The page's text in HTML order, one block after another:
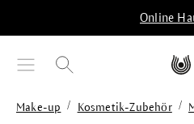
Online
Make-up / Kosmetik-Zubehör /